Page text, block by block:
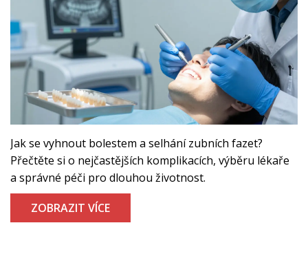
Jak se vyhnout bolestem a selhání zubních fazet?
Přečtěte si o nejčastějších komplikacích, výběru lékaře
a správné péči pro dlouhou životnost.
ZOBRAZIT VÍCE